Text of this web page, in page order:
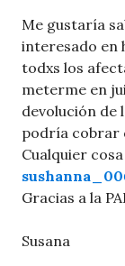
Me gustaría
interesado en
todxs los
meterme en
devolución de
podría cobrar
Cualquier
Gracias a la
Susana